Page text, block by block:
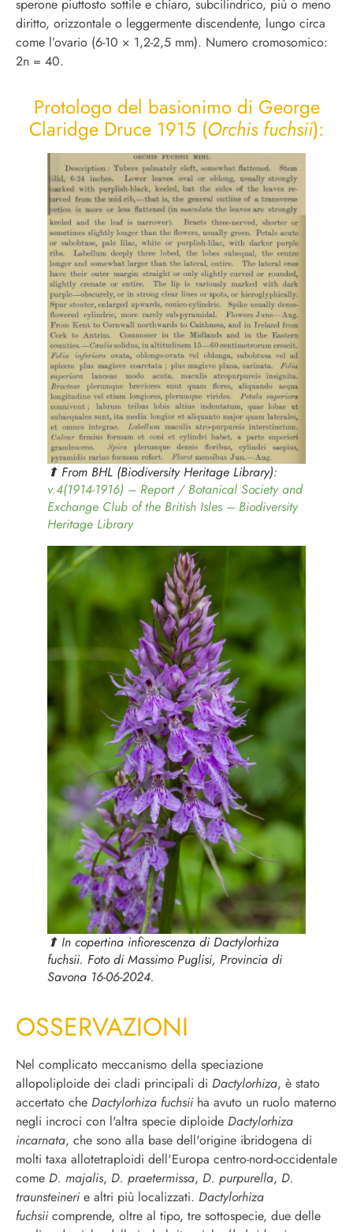
sperone piuttosto sottile e chiaro, subcilindrico, più o meno
diritto, orizzontale o leggermente discendente, lungo circa
come l’ovario (6-10 × 1,2-2,5 mm). Numero cromosomico:
2n = 40.
Protologo del basionimo di George
Claridge Druce 1915 (Orchis fuchsii):
⬆︎ From BHL (Biodiversity Heritage Library):
v.4(1914-1916) – Report / Botanical Society and
Exchange Club of the British Isles – Biodiversity
Heritage Library
⬆︎ In copertina infiorescenza di Dactylorhiza
fuchsii. Foto di Massimo Puglisi, Provincia di
Savona 16-06-2024.
OSSERVAZIONI
Nel complicato meccanismo della speciazione
allopoliploide dei cladi principali di Dactylorhiza, è stato
accertato che Dactylorhiza fuchsii ha avuto un ruolo materno
negli incroci con l'altra specie diploide Dactylorhiza
incarnata, che sono alla base dell'origine ibridogena di
molti taxa allotetraploidi dell'Europa centro-nord-occidentale
come D. majalis, D. praetermissa, D. purpurella, D.
traunsteinerie altri più localizzati. Dactylorhiza
fuchsiicomprende, oltre al tipo, tre sottospecie, due delle